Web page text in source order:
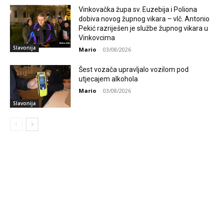
Slavonija
Vinkovačka župa sv. Euzebija i Poliona
dobiva novog župnog vikara – vlč. Antonio
Pekić razriješen je službe župnog vikara u
Vinkovcima
Mario - 03/08/2026
Slavonija
Šest vozača upravljalo vozilom pod
utjecajem alkohola
Mario - 03/08/2026